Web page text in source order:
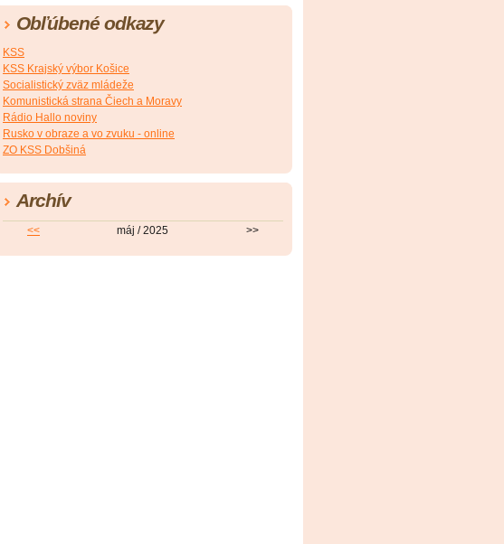
Obľúbené odkazy
KSS
KSS Krajský výbor Košice
Socialistický zväz mládeže
Komunistická strana Čiech a Moravy
Rádio Hallo noviny
Rusko v obraze a vo zvuku - online
ZO KSS Dobšiná
Archív
<< máj / 2025 >>